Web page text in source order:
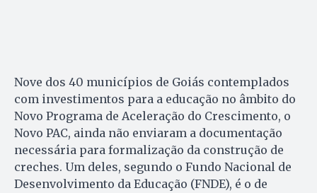
Nove dos 40 municípios de Goiás contemplados
com investimentos para a educação no âmbito do
Novo Programa de Aceleração do Crescimento, o
Novo PAC, ainda não enviaram a documentação
necessária para formalização da construção de
creches. Um deles, segundo o Fundo Nacional de
Desenvolvimento da Educação (FNDE), é o de